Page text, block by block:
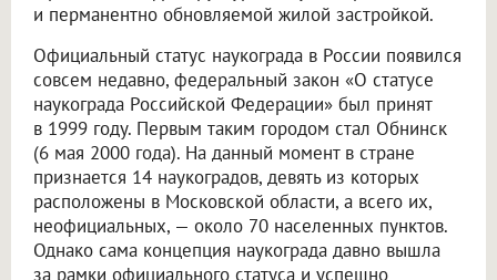
и перманентно обновляемой жилой застройкой.
Официальный статус наукограда в России появился
совсем недавно, федеральный закон «О статусе
наукограда Российской Федерации» был принят
в 1999 году. Первым таким городом стал Обнинск
(6 мая 2000 года). На данный момент в стране
признается 14 наукоградов, девять из которых
расположены в Московской области, а всего их,
неофициальных, — около 70 населенных пунктов.
Однако сама концепция наукограда давно вышла
за рамки официального статуса и успешно